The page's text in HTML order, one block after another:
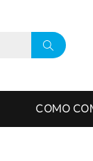
COMO